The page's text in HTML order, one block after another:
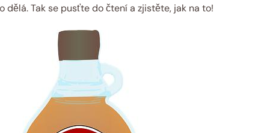
dělá. Tak se pusťte do čtení a zjistěte, jak na to!